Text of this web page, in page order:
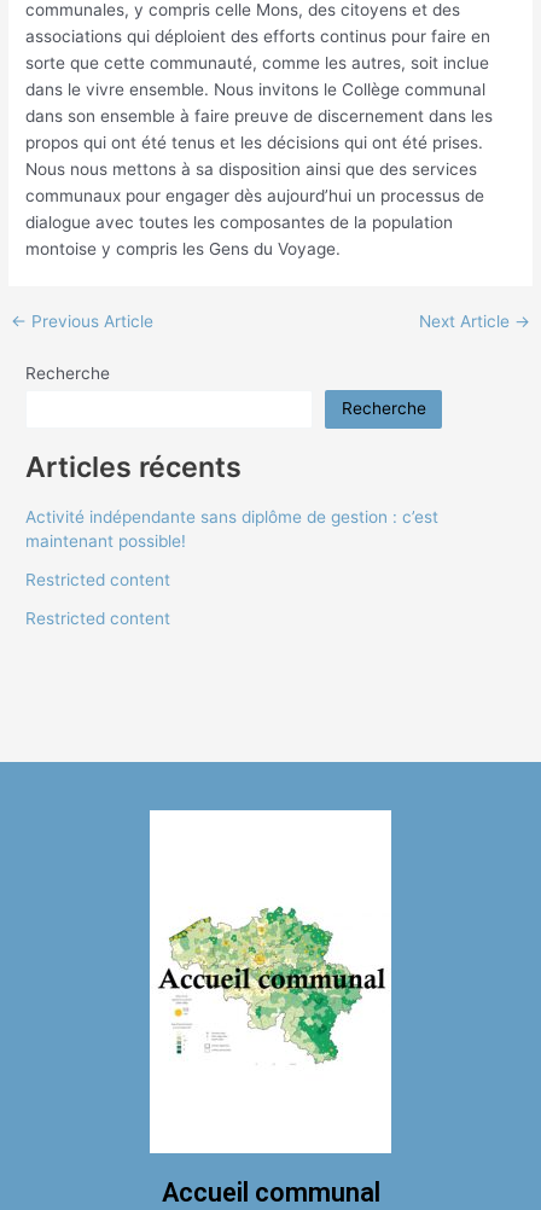
communales, y compris celle Mons, des citoyens et des
associations qui déploient des efforts continus pour faire en
sorte que cette communauté, comme les autres, soit inclue
dans le vivre ensemble. Nous invitons le Collège communal
dans son ensemble à faire preuve de discernement dans les
propos qui ont été tenus et les décisions qui ont été prises.
Nous nous mettons à sa disposition ainsi que des services
communaux pour engager dès aujourd’hui un processus de
dialogue avec toutes les composantes de la population
montoise y compris les Gens du Voyage.
← Previous Article Next Article →
Recherche
Recherche
Articles récents
Activité indépendante sans diplôme de gestion : c’est
maintenant possible!
Restricted content
Restricted content
Accueil communal